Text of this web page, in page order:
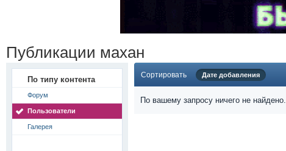
Публикации махан
По типу контента
Форум
Пользователи
Галерея
Сортировать Дате добавления
По вашему запросу ничего не найдено.